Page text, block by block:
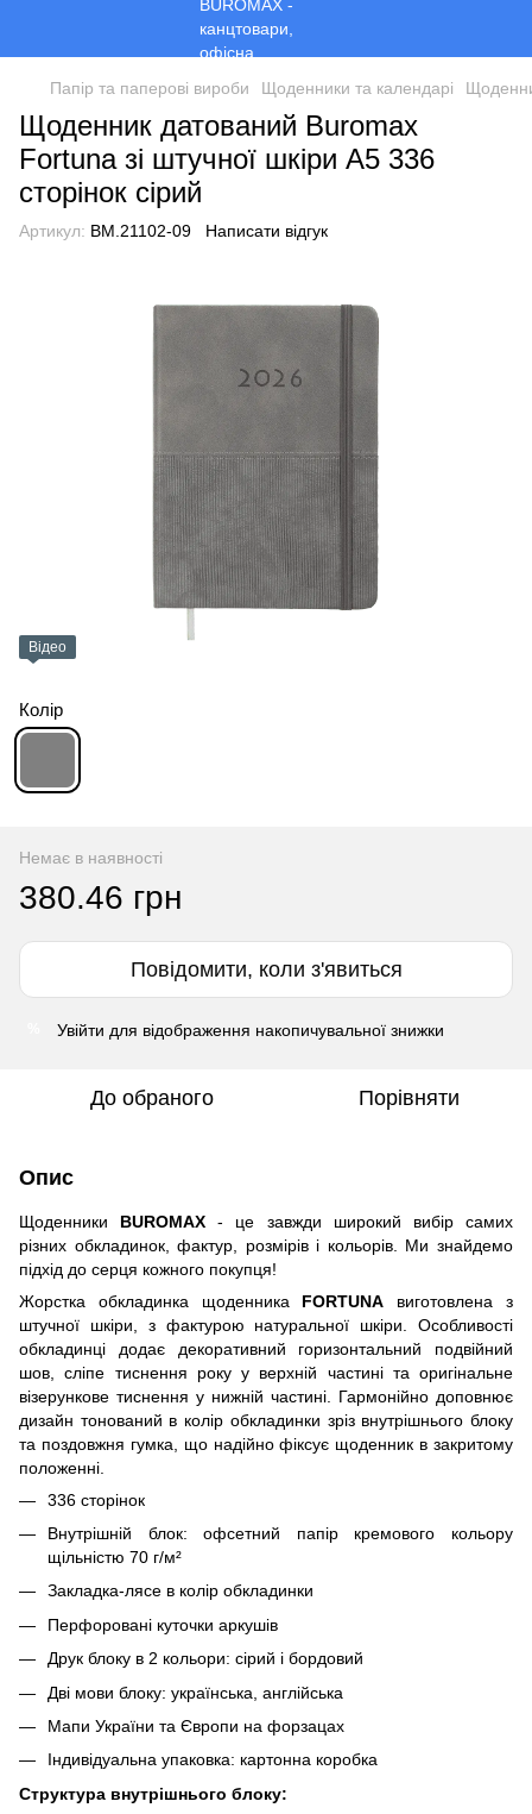
Папір та паперові вироби Щоденники та календарі
Щоденник датований Buromax
Fortuna зі штучної шкіри А5 336
сторінок сірий
Артикул: BM.21102-09 Написати відгук
Відео
Колір
Немає в наявності
380.46 грн
Повідомити, коли з'явиться
Увійти для відображення накопичувальної знижки
До обраного Порівняти
Опис
Щоденники BUROMAX - це завжди широкий вибір самих
різних обкладинок, фактур, розмірів і кольорів. Ми знайдемо
підхід до серця кожного покупця!
Жорстка обкладинка щоденника FORTUNA виготовлена з
штучної шкіри, з фактурою натуральної шкіри. Особливості
обкладинці додає декоративний горизонтальний подвійний
шов, сліпе тиснення року у верхній частині та оригінальне
візерункове тиснення у нижній частині. Гармонійно доповнює
дизайн тонований в колір обкладинки зріз внутрішнього блоку
та поздовжня гумка, що надійно фіксує щоденник в закритому
положенні.
336 сторінок
Внутрішній блок: офсетний папір кремового кольору
щільністю 70 г/м²
Закладка-лясе в колір обкладинки
Перфоровані куточки аркушів
Друк блоку в 2 кольори: сірий і бордовий
Дві мови блоку: українська, англійська
Мапи України та Європи на форзацах
Індивідуальна упаковка: картонна коробка
Структура внутрішнього блоку: